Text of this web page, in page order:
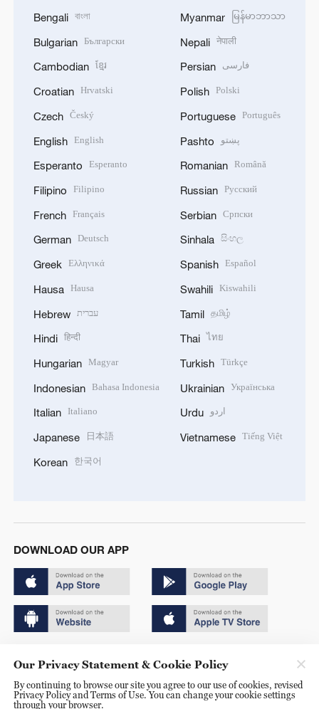
Bengali বাংলা
Bulgarian Български
Cambodian ខ្មែរ
Croatian Hrvatski
Czech Český
English English
Esperanto Esperanto
Filipino Filipino
French Français
German Deutsch
Greek Ελληνικά
Hausa Hausa
Hebrew עברית
Hindi हिन्दी
Hungarian Magyar
Indonesian Bahasa Indonesia
Italian Italiano
Japanese 日本語
Korean 한국어
Myanmar မြန်မာဘာသာ
Nepali नेपाली
Persian فارسی
Polish Polski
Portuguese Português
Pashto پښتو
Romanian Română
Russian Русский
Serbian Српски
Sinhala සිංහල
Spanish Español
Swahili Kiswahili
Tamil தமிழ்
Thai ไทย
Turkish Türkçe
Ukrainian Українська
Urdu اردو
Vietnamese Tiếng Việt
DOWNLOAD OUR APP
京ICP备20000184号
京公网安备 11010502050052号
Our Privacy Statement & Cookie Policy
By continuing to browse our site you agree to our use of cookies, revised
Privacy Policy and Terms of Use. You can change your cookie settings
through your browser.